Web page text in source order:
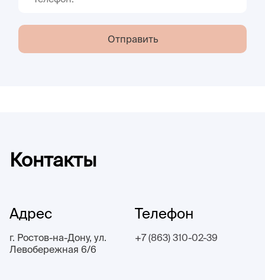
Отправить
Контакты
Адрес
г. Ростов-на-Дону, ул.
Левобережная 6/6
Телефон
+7 (863) 310-02-39